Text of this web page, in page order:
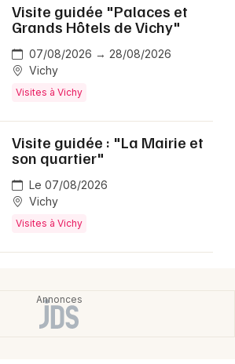
sorties
la Allier
Visite guidée "Palaces et
Grands Hôtels de Vichy"
07/08/2026 → 28/08/2026
Vichy
Visites à Vichy
Visite guidée : "La Mairie et
son quartier"
Le 07/08/2026
Vichy
Visites à Vichy